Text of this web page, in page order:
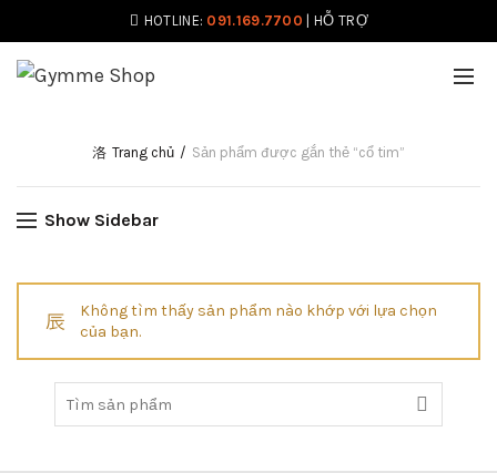
HOTLINE: 091.169.7700 HỖ TRỢ
Trang chủ Sản phẩm được gắn thẻ “cổ tim”
Show Sidebar
Không tìm thấy sản phẩm nào khớp với lựa chọn
của bạn.